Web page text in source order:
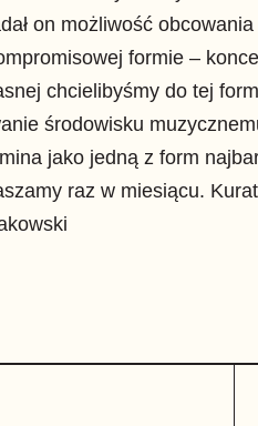
on możliwość
formie –
chcielibyśmy do tej
środowisku
jako jedną z form
raz w miesiącu.